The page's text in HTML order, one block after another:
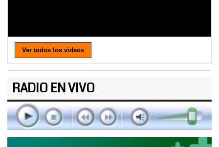
Ver todos los videos
RADIO EN VIVO